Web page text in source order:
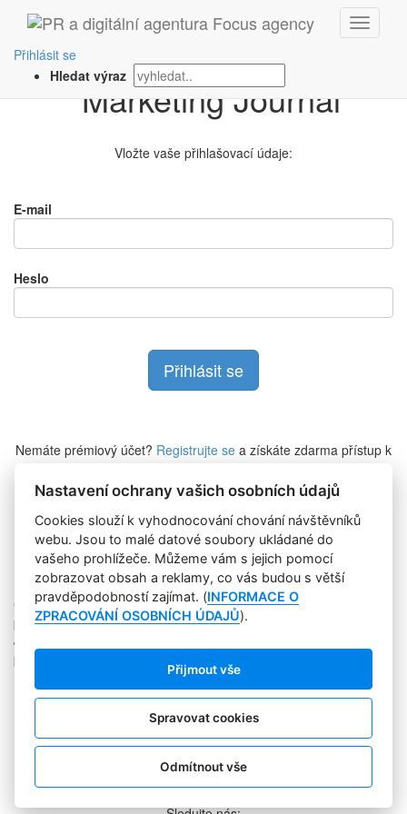
Přihlásit se
Hledat výrazPřihlášení na
Vložte vaše přihlašovací údaje:
E-mail
Heslo
Nemáte prémiový účet? Registrujte se a získáte zdarma přístup k
Zapomněli jste heslo?
Copyright © 2004-2020 Focus Agency, s.r.o. Plné znění licenčních
podmínek. ISSN 1803-957X
Jakékoliv publikování, přebírání nebo šíření obsahu je bez
písemného souhlasu Focus Agency, s.r.o. zakázáno.
RSS 1
Štítky
Zpracování osobních údajů
Kontakt
PR AGENTURA
COOKIES
Nastavení ochrany vašich osobních údajů
Cookies slouží k vyhodnocování chování návštěvníků
webu. Jsou to malé datové soubory ukládané do
vašeho prohlížeče. Můžeme vám s jejich pomocí
zobrazovat obsah a reklamy, co vás budou s větší
pravděpodobností zajímat. (INFORMACE O
ZPRACOVÁNÍ OSOBNÍCH ÚDAJŮ).
Přijmout vše
Spravovat cookies
Odmítnout vše